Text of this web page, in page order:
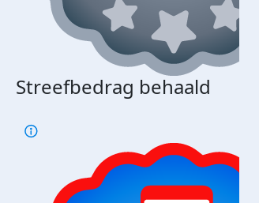
Streefbedrag behaald